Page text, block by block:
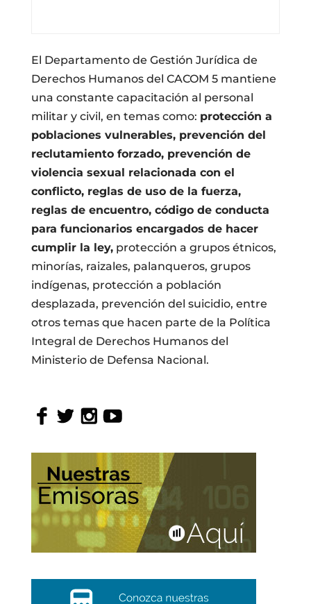
El Departamento de Gestión Jurídica de
Derechos Humanos del CACOM 5 mantiene
una constante capacitación al personal
militar y civil, en temas como: protección a
poblaciones vulnerables, prevención del
reclutamiento forzado, prevención de
violencia sexual relacionada con el
conflicto, reglas de uso de la fuerza,
reglas de encuentro, código de conducta
para funcionarios encargados de hacer
cumplir la ley,protección a grupos étnicos,
minorías, raizales, palanqueros, grupos
indígenas, protección a población
desplazada, prevención del suicidio, entre
otros temas que hacen parte de la Política
Integral de Derechos Humanos del
Ministerio de Defensa Nacional.